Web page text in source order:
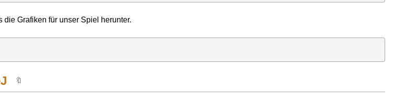
Grafiken für unser Spiel herunter.
🔖